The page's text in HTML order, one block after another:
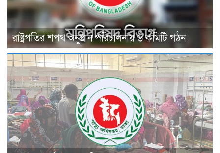
রাষ্ট্রপতির শপথ অনুষ্ঠান পরিচালনায় ৬ কমিটি গঠন